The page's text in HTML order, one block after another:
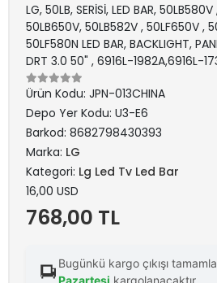
LG, 50LB, SERİSİ, LED BAR,
50LB650V, 50LB582V , 50LF650V ,
50LF580N LED BAR, BACKLIGHT,
DRT 3.0 50" , 6916L-1982A,6916L-
Ürün Kodu: JPN-013CHINA
Depo Yer Kodu: U3-E6
Barkod: 8682798430393
Marka: LG
Kategori: Lg Led Tv Led Bar
16,00 USD
768,00 TL
Bugünkü kargo çıkışı
Pazartesi kargolanacaktır.